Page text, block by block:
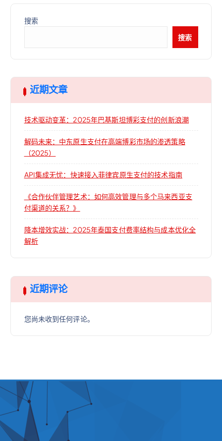
搜索
搜索
近期文章
技术驱动变革：2025年巴基斯坦博彩支付的创新浪潮
解码未来：中东原生支付在高端博彩市场的渗透策略
（2025）
API集成无忧：快速接入菲律宾原生支付的技术指南
《合作伙伴管理艺术：如何高效管理与多个马来西亚支
付渠道的关系？》
降本增效实战：2025年泰国支付费率结构与成本优化全
解析
近期评论
您尚未收到任何评论。